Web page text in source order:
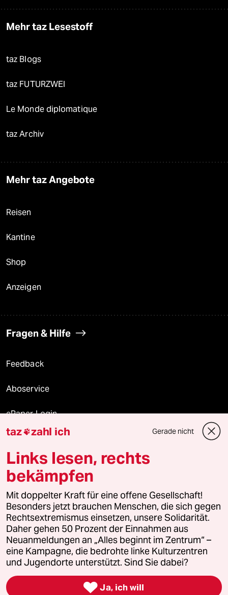
Mehr taz Lesestoff
taz Blogs
taz FUTURZWEI
Le Monde diplomatique
taz Archiv
Mehr taz Angebote
Reisen
Kantine
Shop
Anzeigen
Fragen & Hilfe
Feedback
Aboservice
ePaper Login
Downloads für Abonnierende
© 2026 taz Verlags und Vertriebs GmbH
Alle Rechte vorbehalten. Bei rechtlichen Fragen oder für Genehmigungen
wenden Sie sich bitte an
lizenzen@taz.de
Feedback Redaktionsstatut Kommune-Richtlinien
Leitlinie Informant Datenschutz Impressum AGB
Seitenwende Einwilligungen widerrufen (Ads)
taz zahl ich Gerade nicht
Links lesen, rechts
bekämpfen
Mit doppelter Kraft für eine offene Gesellschaft!
Besonders jetzt brauchen Menschen, die sich gegen
Rechtsextremismus einsetzen, unsere Solidarität.
Daher gehen 50 Prozent der Einnahmen aus
Neuanmeldungen an „Alles beginnt im Zentrum“ –
eine Kampagne, die bedrohte linke Kulturzentren
und Jugendorte unterstützt. Sind Sie dabei?
 Ja, ich will